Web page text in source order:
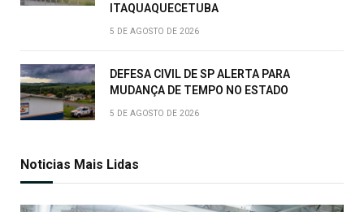
ITAQUAQUECETUBA
5 DE AGOSTO DE 2026
DEFESA CIVIL DE SP ALERTA PARA
MUDANÇA DE TEMPO NO ESTADO
5 DE AGOSTO DE 2026
Noticias Mais Lidas